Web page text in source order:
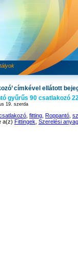
címkével ellátott
gyűrűs 90 csatlakozó
19. szerda
fitting Roppantó
a(z) Fittingek Szerelési